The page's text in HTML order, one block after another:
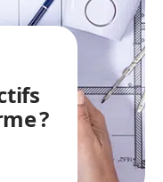
?